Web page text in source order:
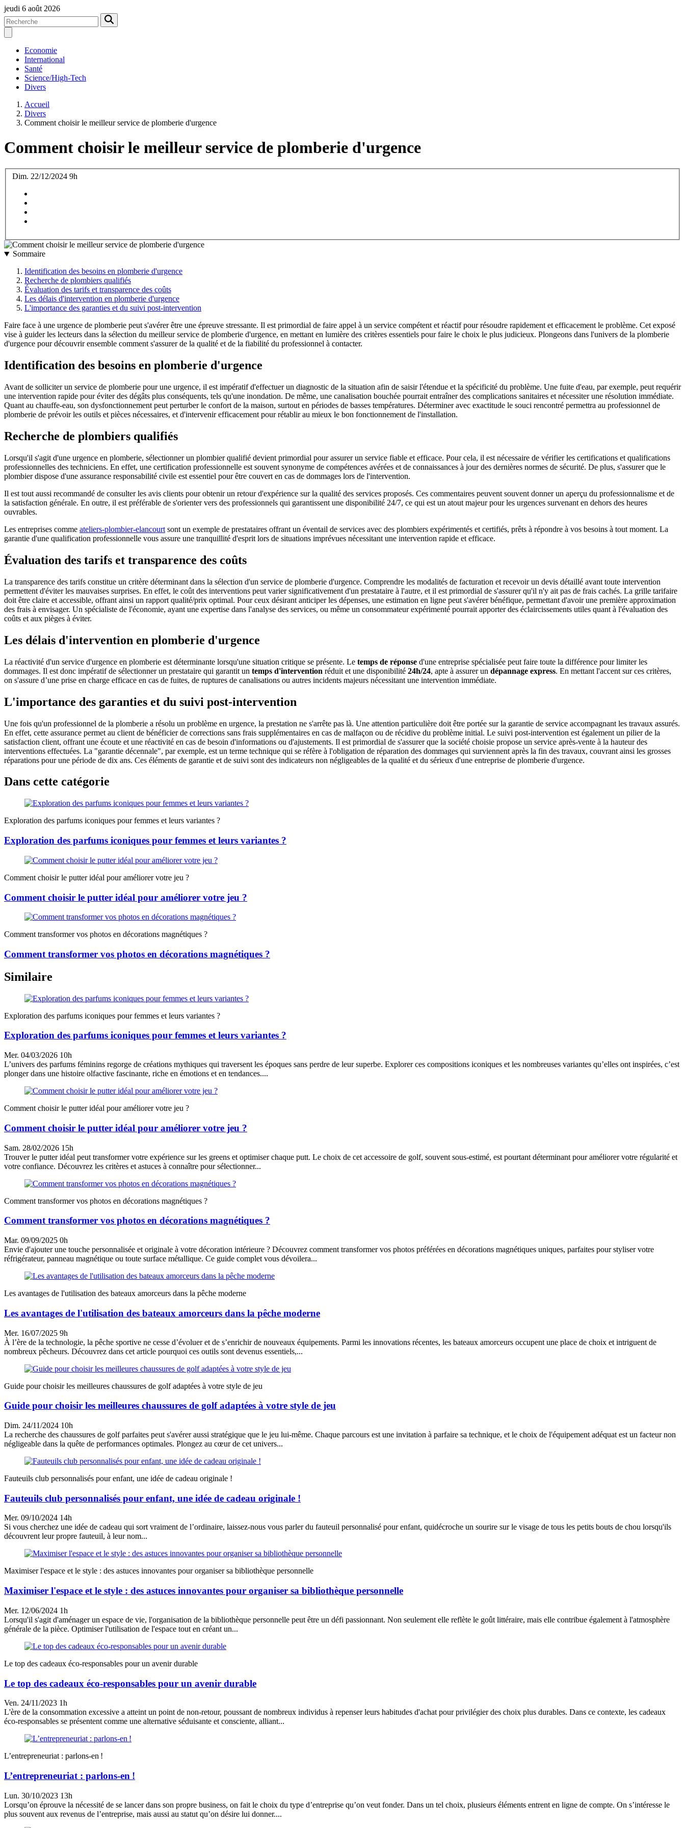
jeudi 6 août 2026
Economie
International
Santé
Science/High-Tech
Divers
Accueil
Divers
Comment choisir le meilleur service de plomberie d'urgence
Comment choisir le meilleur service de plomberie d'urgence
Dim. 22/12/2024 9h
Sommaire
Identification des besoins en plomberie d'urgence
Recherche de plombiers qualifiés
Évaluation des tarifs et transparence des coûts
Les délais d'intervention en plomberie d'urgence
L'importance des garanties et du suivi post-intervention
Faire face à une urgence de plomberie peut s'avérer être une épreuve stressante. Il est primordial de faire appel à un service compétent et réactif pour résoudre rapidement et efficacement le problème. Cet exposé
vise à guider les lecteurs dans la sélection du meilleur service de plomberie d'urgence, en mettant en lumière des critères essentiels pour faire le choix le plus judicieux. Plongeons dans l'univers de la plomberie
d'urgence pour découvrir ensemble comment s'assurer de la qualité et de la fiabilité du professionnel à contacter.
Identification des besoins en plomberie d'urgence
Avant de solliciter un service de plomberie pour une urgence, il est impératif d'effectuer un diagnostic de la situation afin de saisir l'étendue et la spécificité du problème. Une fuite d'eau, par exemple, peut requérir
une intervention rapide pour éviter des dégâts plus conséquents, tels qu'une inondation. De même, une canalisation bouchée pourrait entraîner des complications sanitaires et nécessiter une résolution immédiate.
Quant au chauffe-eau, son dysfonctionnement peut perturber le confort de la maison, surtout en périodes de basses températures. Déterminer avec exactitude le souci rencontré permettra au professionnel de
plomberie de prévoir les outils et pièces nécessaires, et d'intervenir efficacement pour rétablir au mieux le bon fonctionnement de l'installation.
Recherche de plombiers qualifiés
Lorsqu'il s'agit d'une urgence en plomberie, sélectionner un plombier qualifié devient primordial pour assurer un service fiable et efficace. Pour cela, il est nécessaire de vérifier les certifications et qualifications
professionnelles des techniciens. En effet, une certification professionnelle est souvent synonyme de compétences avérées et de connaissances à jour des dernières normes de sécurité. De plus, s'assurer que le
plombier dispose d'une assurance responsabilité civile est essentiel pour être couvert en cas de dommages lors de l'intervention.
Il est tout aussi recommandé de consulter les avis clients pour obtenir un retour d'expérience sur la qualité des services proposés. Ces commentaires peuvent souvent donner un aperçu du professionnalisme et de
la satisfaction générale. En outre, il est préférable de s'orienter vers des professionnels qui garantissent une disponibilité 24/7, ce qui est un atout majeur pour les urgences survenant en dehors des heures
ouvrables.
Les entreprises comme ateliers-plombier-elancourt sont un exemple de prestataires offrant un éventail de services avec des plombiers expérimentés et certifiés, prêts à répondre à vos besoins à tout moment. La
garantie d'une qualification professionnelle vous assure une tranquillité d'esprit lors de situations imprévues nécessitant une intervention rapide et efficace.
Évaluation des tarifs et transparence des coûts
La transparence des tarifs constitue un critère déterminant dans la sélection d'un service de plomberie d'urgence. Comprendre les modalités de facturation et recevoir un devis détaillé avant toute intervention
permettent d'éviter les mauvaises surprises. En effet, le coût des interventions peut varier significativement d'un prestataire à l'autre, et il est primordial de s'assurer qu'il n'y ait pas de frais cachés. La grille tarifaire
doit être claire et accessible, offrant ainsi un rapport qualité/prix optimal. Pour ceux désirant anticiper les dépenses, une estimation en ligne peut s'avérer bénéfique, permettant d'avoir une première approximation
des frais à envisager. Un spécialiste de l'économie, ayant une expertise dans l'analyse des services, ou même un consommateur expérimenté pourrait apporter des éclaircissements utiles quant à l'évaluation des
coûts et aux pièges à éviter.
Les délais d'intervention en plomberie d'urgence
La réactivité d'un service d'urgence en plomberie est déterminante lorsqu'une situation critique se présente. Le temps de réponse d'une entreprise spécialisée peut faire toute la différence pour limiter les
dommages. Il est donc impératif de sélectionner un prestataire qui garantit un temps d'intervention réduit et une disponibilité 24h/24, apte à assurer un dépannage express. En mettant l'accent sur ces critères,
on s'assure d’une prise en charge efficace en cas de fuites, de ruptures de canalisations ou autres incidents majeurs nécessitant une intervention immédiate.
L'importance des garanties et du suivi post-intervention
Une fois qu'un professionnel de la plomberie a résolu un problème en urgence, la prestation ne s'arrête pas là. Une attention particulière doit être portée sur la garantie de service accompagnant les travaux assurés.
En effet, cette assurance permet au client de bénéficier de corrections sans frais supplémentaires en cas de malfaçon ou de récidive du problème initial. Le suivi post-intervention est également un pilier de la
satisfaction client, offrant une écoute et une réactivité en cas de besoin d'informations ou d'ajustements. Il est primordial de s'assurer que la société choisie propose un service après-vente à la hauteur des
interventions effectuées. La "garantie décennale", par exemple, est un terme technique qui se réfère à l'obligation de réparation des dommages qui surviennent après la fin des travaux, couvrant ainsi les grosses
réparations pour une période de dix ans. Ces éléments de garantie et de suivi sont des indicateurs non négligeables de la qualité et du sérieux d'une entreprise de plomberie d'urgence.
Dans cette catégorie
Exploration des parfums iconiques pour femmes et leurs variantes ?
Exploration des parfums iconiques pour femmes et leurs variantes ?
Comment choisir le putter idéal pour améliorer votre jeu ?
Comment choisir le putter idéal pour améliorer votre jeu ?
Comment transformer vos photos en décorations magnétiques ?
Comment transformer vos photos en décorations magnétiques ?
Similaire
Exploration des parfums iconiques pour femmes et leurs variantes ?
Exploration des parfums iconiques pour femmes et leurs variantes ?
Mer. 04/03/2026 10h
L’univers des parfums féminins regorge de créations mythiques qui traversent les époques sans perdre de leur superbe. Explorer ces compositions iconiques et les nombreuses variantes qu’elles ont inspirées, c’est
plonger dans une histoire olfactive fascinante, riche en émotions et en tendances....
Comment choisir le putter idéal pour améliorer votre jeu ?
Comment choisir le putter idéal pour améliorer votre jeu ?
Sam. 28/02/2026 15h
Trouver le putter idéal peut transformer votre expérience sur les greens et optimiser chaque putt. Le choix de cet accessoire de golf, souvent sous-estimé, est pourtant déterminant pour améliorer votre régularité et
votre confiance. Découvrez les critères et astuces à connaître pour sélectionner...
Comment transformer vos photos en décorations magnétiques ?
Comment transformer vos photos en décorations magnétiques ?
Mar. 09/09/2025 0h
Envie d'ajouter une touche personnalisée et originale à votre décoration intérieure ? Découvrez comment transformer vos photos préférées en décorations magnétiques uniques, parfaites pour styliser votre
réfrigérateur, panneau magnétique ou toute surface métallique. Ce guide complet vous dévoilera...
Les avantages de l'utilisation des bateaux amorceurs dans la pêche moderne
Les avantages de l'utilisation des bateaux amorceurs dans la pêche moderne
Mer. 16/07/2025 9h
À l’ère de la technologie, la pêche sportive ne cesse d’évoluer et de s’enrichir de nouveaux équipements. Parmi les innovations récentes, les bateaux amorceurs occupent une place de choix et intriguent de
nombreux pêcheurs. Découvrez dans cet article pourquoi ces outils sont devenus essentiels,...
Guide pour choisir les meilleures chaussures de golf adaptées à votre style de jeu
Guide pour choisir les meilleures chaussures de golf adaptées à votre style de jeu
Dim. 24/11/2024 10h
La recherche des chaussures de golf parfaites peut s'avérer aussi stratégique que le jeu lui-même. Chaque parcours est une invitation à parfaire sa technique, et le choix de l'équipement adéquat est un facteur non
négligeable dans la quête de performances optimales. Plongez au cœur de cet univers...
Fauteuils club personnalisés pour enfant, une idée de cadeau originale !
Fauteuils club personnalisés pour enfant, une idée de cadeau originale !
Mer. 09/10/2024 14h
Si vous cherchez une idée de cadeau qui sort vraiment de l’ordinaire, laissez-nous vous parler du fauteuil personnalisé pour enfant, quidécroche un sourire sur le visage de tous les petits bouts de chou lorsqu'ils
découvrent leur propre fauteuil, à leur nom...
Maximiser l'espace et le style : des astuces innovantes pour organiser sa bibliothèque personnelle
Maximiser l'espace et le style : des astuces innovantes pour organiser sa bibliothèque personnelle
Mer. 12/06/2024 1h
Lorsqu'il s'agit d'aménager un espace de vie, l'organisation de la bibliothèque personnelle peut être un défi passionnant. Non seulement elle reflète le goût littéraire, mais elle contribue également à l'atmosphère
générale de la pièce. Optimiser l'utilisation de l'espace tout en créant un...
Le top des cadeaux éco-responsables pour un avenir durable
Le top des cadeaux éco-responsables pour un avenir durable
Ven. 24/11/2023 1h
L'ère de la consommation excessive a atteint un point de non-retour, poussant de nombreux individus à repenser leurs habitudes d'achat pour privilégier des choix plus durables. Dans ce contexte, les cadeaux
éco-responsables se présentent comme une alternative séduisante et consciente, alliant...
L’entrepreneuriat : parlons-en !
L’entrepreneuriat : parlons-en !
Lun. 30/10/2023 13h
Lorsqu’on éprouve la nécessité de se lancer dans son propre business, on fait le choix du type d’entreprise qu’on veut fonder. Dans un tel choix, plusieurs éléments entrent en ligne de compte. On s’intéresse le
plus souvent aux revenus de l’entreprise, mais aussi au statut qu’on désire lui donner....